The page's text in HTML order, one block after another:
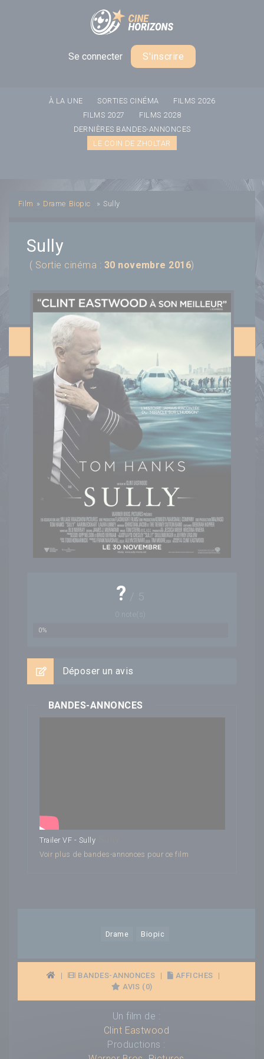
Se connecter S'inscrire
À LA UNE SORTIES CINÉMA
FILMS 2026
FILMS 2027
FILMS 2028
DERNIÈRES BANDES-ANNONCES
LE COIN DE ZHOLTAR
Film » Drame Biopic » Sully
Sully
( Sortie cinéma : 30 novembre 2016)
? / 5
note(s)
0%
Déposer un avis
BANDES-ANNONCES
Trailer VF - Sully
Voir plus de bandes-annonces pour ce film
Drame Biopic
| BANDES-ANNONCES | AFFICHES
|
AVIS (0)
Un film de :
Clint Eastwood
Productions :
Panneau de gestion des cookies